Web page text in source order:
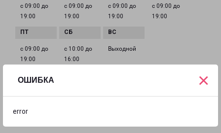
ОШИБКА
error
×
с 09:00 до
19:00
с 09:00 до
19:00
с 09:00 до
19:00
с 09:00 до
19:00
с 09:00 до
19:00
с 10:00 до
16:00
Выходной
УГЛИЧ
Россия, Ярославская область, Углич, Кашинское